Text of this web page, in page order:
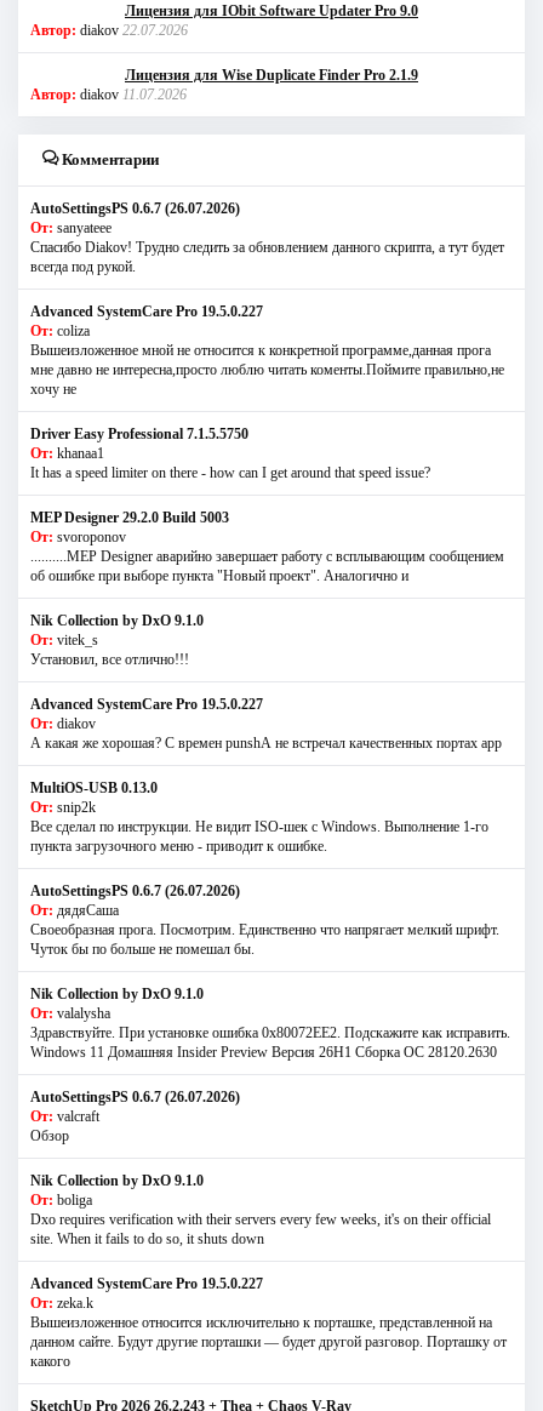
Лицензия для IObit Software Updater Pro 9.0
Автор: diakov 22.07.2026
Лицензия для Wise Duplicate Finder Pro 2.1.9
Автор: diakov 11.07.2026
Комментарии
AutoSettingsPS 0.6.7 (26.07.2026)
От: sanyateee
Спасибо Diakov! Трудно следить за обновлением данного скрипта, а тут будет
всегда под рукой.
Advanced SystemCare Pro 19.5.0.227
От: coliza
Вышеизложенное мной не относится к конкретной программе,данная прога
мне давно не интересна,просто люблю читать коменты.Поймите правильно,не
хочу не
Driver Easy Professional 7.1.5.5750
От: khanaa1
It has a speed limiter on there - how can I get around that speed issue?
MEP Designer 29.2.0 Build 5003
От: svoroponov
..........MEP Designer аварийно завершает работу с всплывающим сообщением
об ошибке при выборе пункта "Новый проект". Аналогично и
Nik Collection by DxO 9.1.0
От: vitek_s
Установил, все отлично!!!
Advanced SystemCare Pro 19.5.0.227
От: diakov
А какая же хорошая? С времен punshА не встречал качественных портах app
MultiOS-USB 0.13.0
От: snip2k
Все сделал по инструкции. Не видит ISO-шек с Windows. Выполнение 1-го
пункта загрузочного меню - приводит к ошибке.
AutoSettingsPS 0.6.7 (26.07.2026)
От: дядяСаша
Своеобразная прога. Посмотрим. Единственно что напрягает мелкий шрифт.
Чуток бы по больше не помешал бы.
Nik Collection by DxO 9.1.0
От: valalysha
Здравствуйте. При установке ошибка 0х80072EE2. Подскажите как исправить.
Windows 11 Домашняя Insider Preview Версия 26H1 Сборка ОС 28120.2630
AutoSettingsPS 0.6.7 (26.07.2026)
От: valcraft
Обзор
Nik Collection by DxO 9.1.0
От: boliga
Dxo requires verification with their servers every few weeks, it's on their official
site. When it fails to do so, it shuts down
Advanced SystemCare Pro 19.5.0.227
От: zeka.k
Вышеизложенное относится исключительно к порташке, представленной на
данном сайте. Будут другие порташки — будет другой разговор. Порташку от
какого
SketchUp Pro 2026 26.2.243 + Thea + Chaos V-Ray